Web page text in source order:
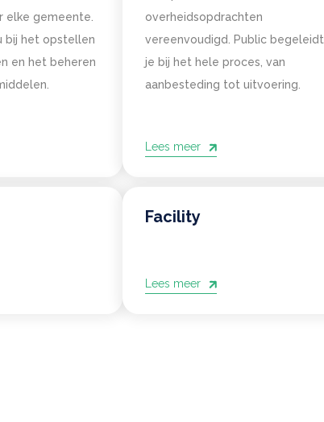
elke gemeente.
bij het opstellen
en het beheren
overheidsopdrachten
vereenvoudigd. Public begeleidt
je bij het hele proces, van
aanbesteding tot uitvoering.
Lees meer
Facility
Lees meer
ullamco laboris